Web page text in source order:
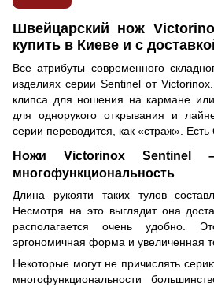
Швейцарский нож
купить в Киеве и с
Все атрибуты современного
изделиях серии Sentinel от
клипса для ношения на кармане
для однорукого открывания и
серии переводится, как «страж».
Ножи Victorinox Sentinel –
многофункциональность
Длина рукояти таких тулов
Несмотря на это выглядит она
располагается очень удобно.
эргономичная форма и увеличенная
Некоторые могут не причислять
многофункциональности